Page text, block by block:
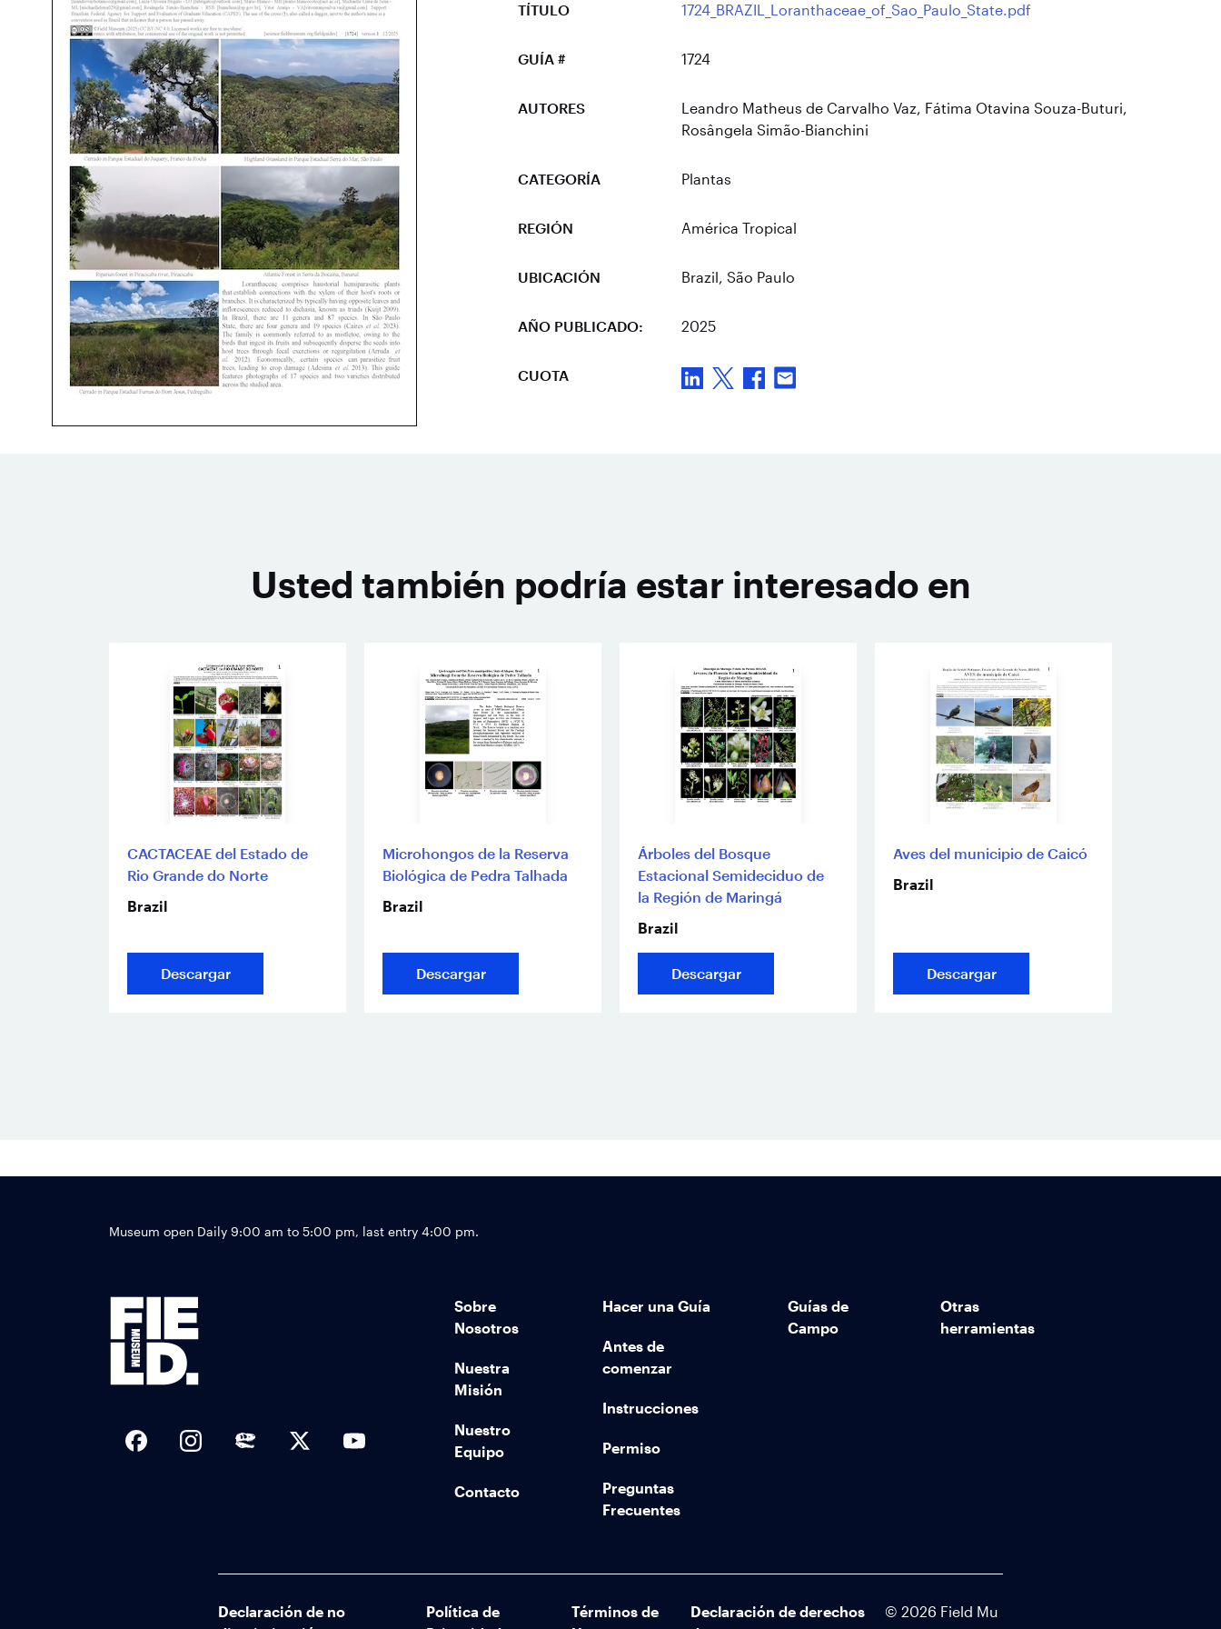
TÍTULO 1724_BRAZIL_Loranthaceae_of_Sao_Paulo_State.pdf
GUÍA # 1724
AUTORES
Leandro Matheus de Carvalho Vaz, Fátima Otavina Souza-Buturi,
Rosângela Simão-Bianchini
CATEGORÍA Plantas
REGIÓN América Tropical
UBICACIÓN Brazil, São Paulo
AÑO PUBLICADO: 2025
CUOTA
Usted también podría estar interesado en
CACTACEAE del Estado de
Rio Grande do Norte
Brazil
Descargar
Microhongos de la Reserva
Biológica de Pedra Talhada
Brazil
Descargar
Árboles del Bosque
Estacional Semideciduo de
la Región de Maringá
Brazil
Descargar
Aves del municipio de Caicó
Brazil
Descargar
Museum open Daily 9:00 am to 5:00 pm, last entry 4:00 pm.
Sobre
Nosotros
Nuestra
Misión
Nuestro
Equipo
Contacto
Hacer una Guía
Antes de
comenzar
Instrucciones
Permiso
Preguntas
Frecuentes
Guías de
Campo
Otras
herramientas
Declaración de no
Política de
Términos de
Declaración de derechos
©2026 Field Mu